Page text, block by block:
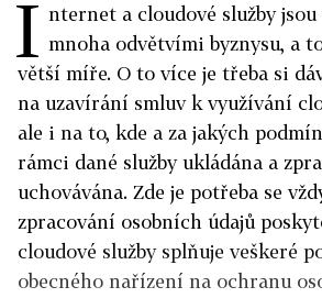
I nternet a cloudové služby
mnoha odvětvími byznysu, a
větší míře. O to více je třeba si
na uzavírání smluv k využívání
ale i na to, kde a za jakých
rámci dané služby ukládána a
uchovávána. Zde je potřeba se
zpracování osobních údajů
cloudové služby splňuje veškeré
obecného nařízení na ochranu